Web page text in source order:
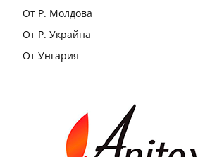
От Р. Молдова
От Р. Украйна
От Унгария